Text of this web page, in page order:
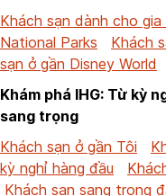
Khách sạn dành cho gia
National Parks
Khách
sạn ở gần Disney World
Khám phá IHG: Từ kỳ
sang trọng
Khách sạn ở gần Tôi
kỳ nghỉ hàng đầu
Khách sạn sang trọng